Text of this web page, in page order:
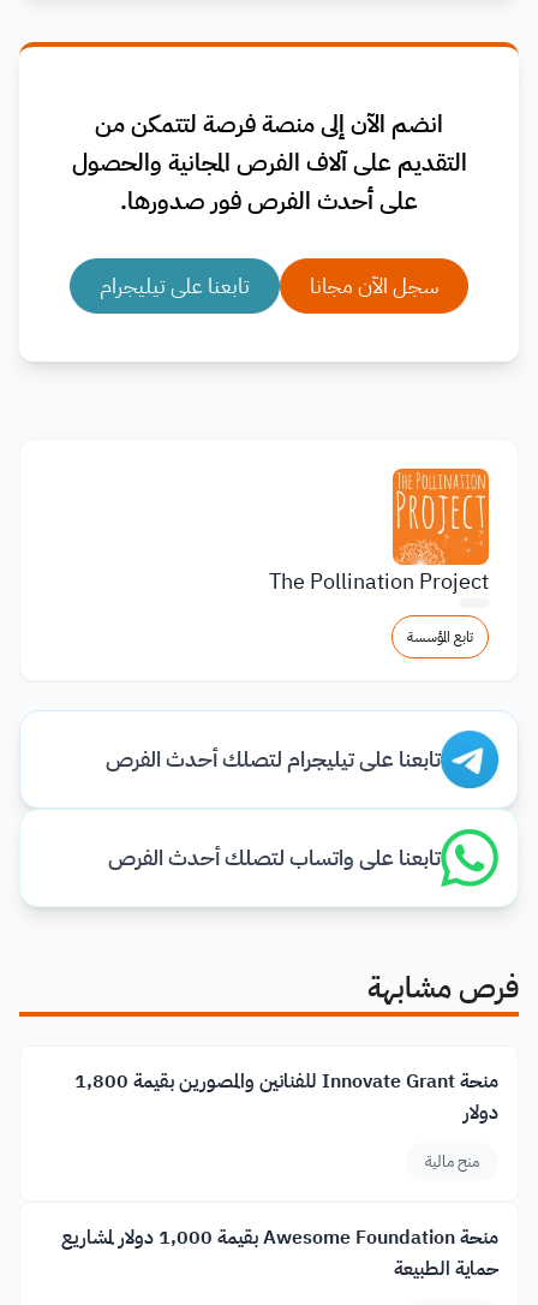
انضم الآن إلى منصة فرصة لتتمكن من
التقديم على آلاف الفرص المجانية والحصول
على أحدث الفرص فور صدورها.
سجل الآن مجانا تابعنا على تيليجرام
The Pollination Project
تابع المؤسسة
تابعنا على تيليجرام لتصلك أحدث الفرص
تابعنا على واتساب لتصلك أحدث الفرص
فرص مشابهة
منحة Innovate Grant للفنانين والمصورين بقيمة 1,800
دولار
منح مالية
منحة Awesome Foundation بقيمة 1,000 دولار لمشاريع
حماية الطبيعة